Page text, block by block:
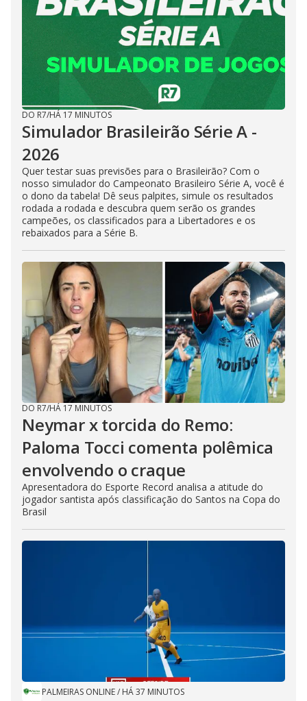
DO R7/HÁ 17 MINUTOS
Simulador Brasileirão Série A -
2026
Quer testar suas previsões para o Brasileirão? Com o
nosso simulador do Campeonato Brasileiro Série A, você é
o dono da tabela! Dê seus palpites, simule os resultados
rodada a rodada e descubra quem serão os grandes
campeões, os classificados para a Libertadores e os
rebaixados para a Série B.
DO R7/HÁ 17 MINUTOS
Neymar x torcida do Remo:
Paloma Tocci comenta polêmica
envolvendo o craque
Apresentadora do Esporte Record analisa a atitude do
jogador santista após classificação do Santos na Copa do
Brasil
PALMEIRAS ONLINE/ HÁ 37 MINUTOS